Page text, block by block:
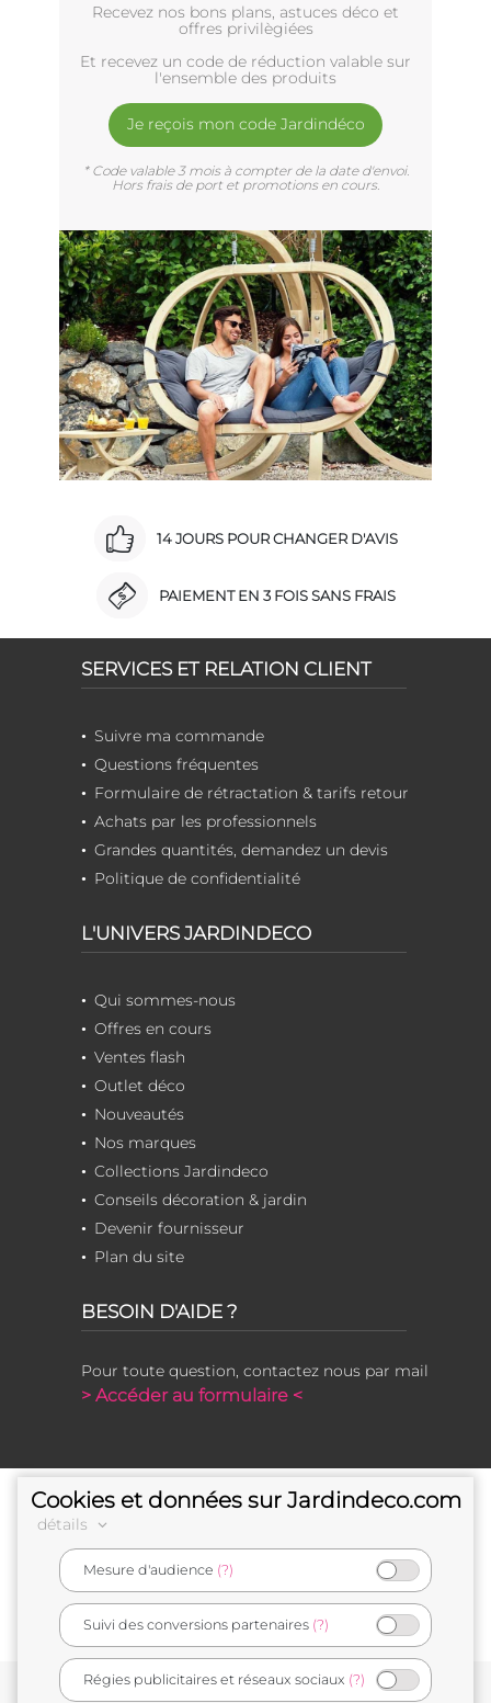
Recevez nos bons plans, astuces déco et
offres privilègiées
Et recevez un code de réduction valable sur
l'ensemble des produits
Je reçois mon code Jardindéco
* Code valable 3 mois à compter de la date d'envoi.
Hors frais de port et promotions en cours.
14 JOURS POUR CHANGER D'AVIS
PAIEMENT EN 3 FOIS SANS FRAIS
SERVICES ET RELATION CLIENT
Suivre ma commande
Questions fréquentes
Formulaire de rétractation & tarifs retour
Achats par les professionnels
Grandes quantités, demandez un devis
Politique de confidentialité
L'UNIVERS JARDINDECO
Qui sommes-nous
Offres en cours
Ventes flash
Outlet déco
Nouveautés
Nos marques
Collections Jardindeco
Conseils décoration & jardin
Devenir fournisseur
Plan du site
BESOIN D'AIDE ?
Pour toute question, contactez nous par mail
> Accéder au formulaire <
e-commerçant français
Cookies et données sur Jardindeco.com
détails
Mesure d'audience (?)
Suivi des conversions partenaires (?)
Régies publicitaires et réseaux sociaux (?)